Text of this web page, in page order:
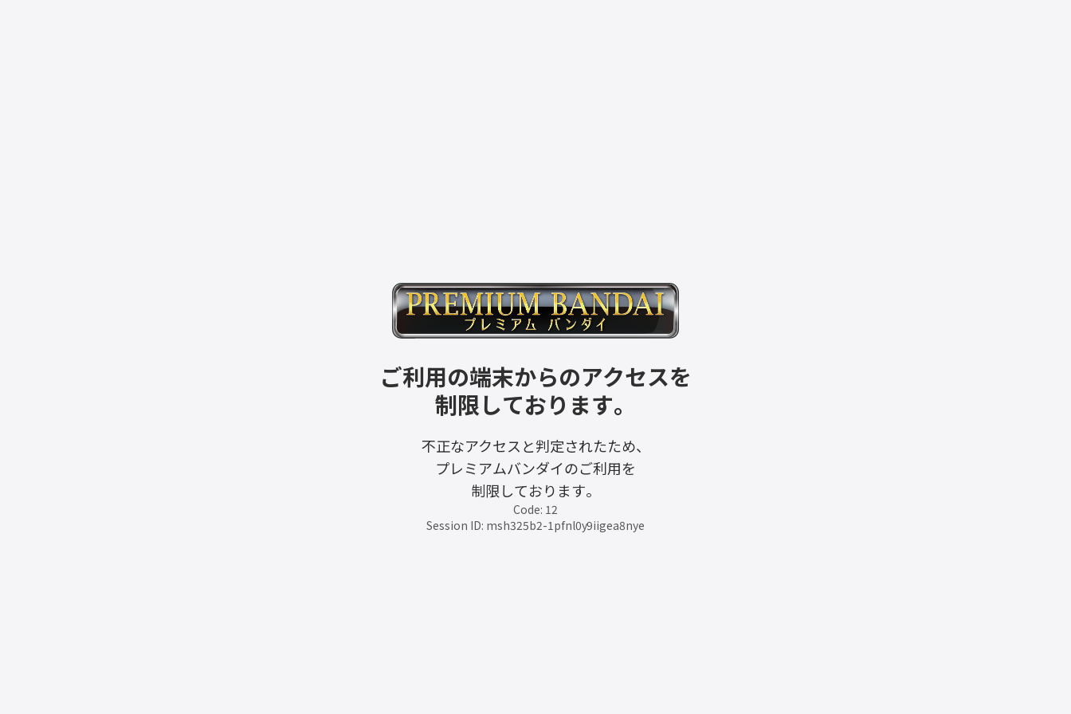
ご利用の端末からのアクセスを
制限しております。
不正なアクセスと判定されたため、
プレミアムバンダイのご利用を
制限しております。
Code: 12
Session ID: msh325b2-1pfnl0y9iigea8nye